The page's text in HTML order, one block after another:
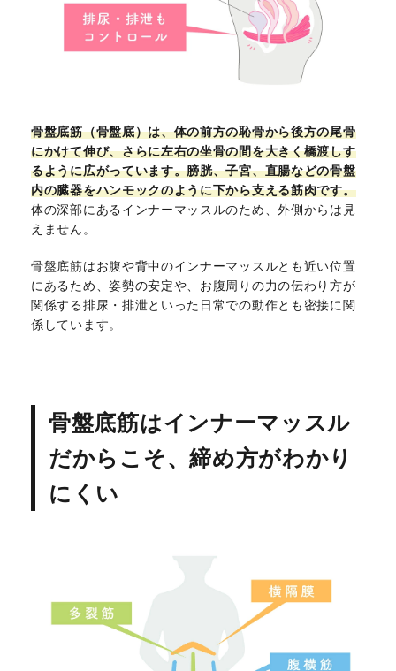
骨盤底筋（骨盤底）は、体の前方の恥骨から後方の尾骨
にかけて伸び、さらに左右の坐骨の間を大きく橋渡しす
るように広がっています。膀胱、子宮、直腸などの骨盤
内の臓器をハンモックのように下から支える筋肉です。
体の深部にあるインナーマッスルのため、外側からは見
えません。
骨盤底筋はお腹や背中のインナーマッスルとも近い位置
にあるため、姿勢の安定や、お腹周りの力の伝わり方が
関係する排尿・排泄といった日常での動作とも密接に関
係しています。
骨盤底筋はインナーマッスル
だからこそ、締め方がわかり
にくい